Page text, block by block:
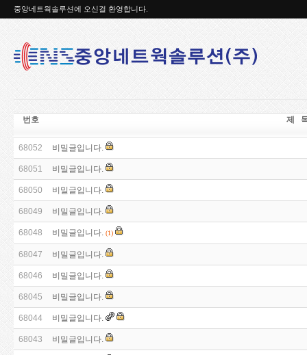
중앙네트웍솔루션에 오신걸 환영합니다.
번호 제
68052 비밀글입니다.
68051 비밀글입니다.
68050 비밀글입니다.
68049 비밀글입니다.
68048 비밀글입니다. (1)
68047 비밀글입니다.
68046 비밀글입니다.
68045 비밀글입니다.
68044 비밀글입니다.
68043 비밀글입니다.